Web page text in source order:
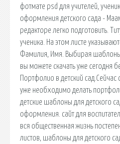
фотмате psd для учителей,
оформления детского сада -
редакторе легко подготовить.
ученика. На этом листе
Фамилия, Имя. Выбирая
вы можете скачать уже сегодня
Портфолио в детский
уже необходимо делать
детские шаблоны для детского
оформления. сайт для
вся общественная жизнь
листов, шаблоны для детского